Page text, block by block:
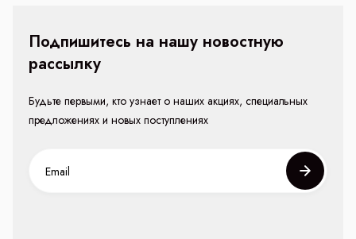
Подпишитесь на нашу новостную
рассылку
Будьте первыми, кто узнает о наших акциях, специальных
предложениях и новых поступлениях